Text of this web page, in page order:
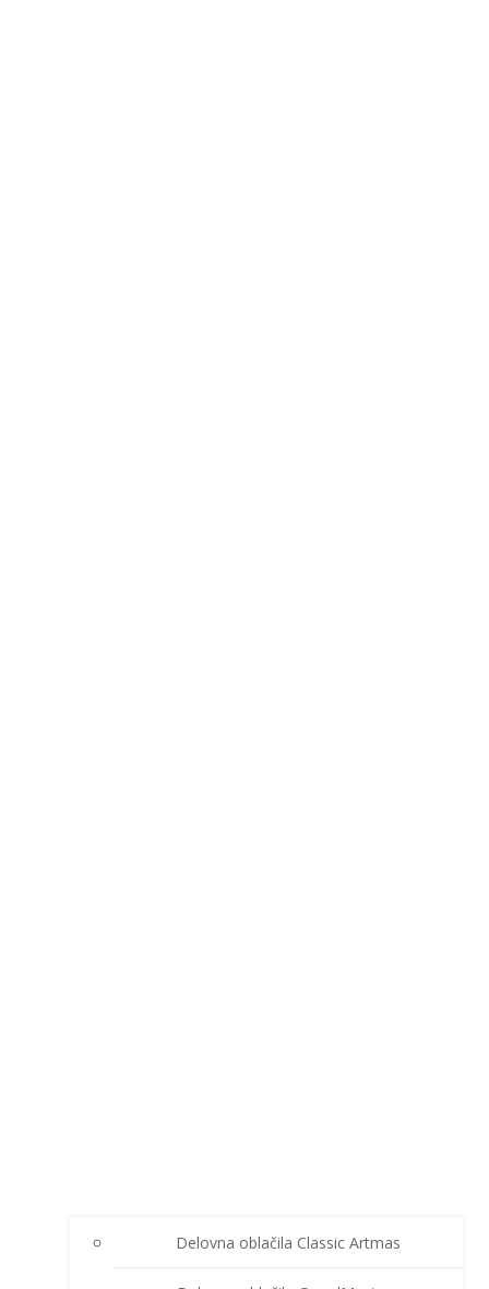
Delovna oblačila Classic Artmas